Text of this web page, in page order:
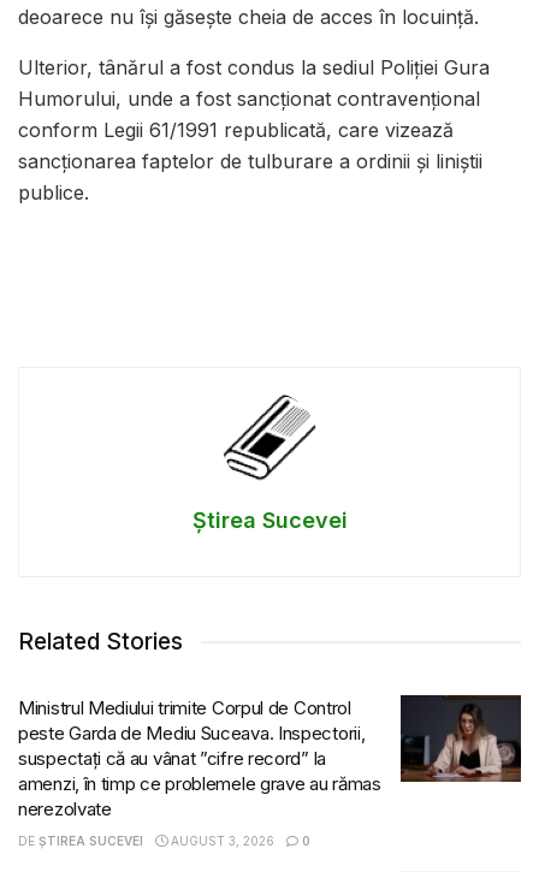
deoarece nu își găsește cheia de acces în locuință.
Ulterior, tânărul a fost condus la sediul Poliției Gura
Humorului, unde a fost sancționat contravențional
conform Legii 61/1991 republicată, care vizează
sancționarea faptelor de tulburare a ordinii și liniștii
publice.
Știrea Sucevei
Related Stories
Ministrul Mediului trimite Corpul de Control
peste Garda de Mediu Suceava. Inspectorii,
suspectați că au vânat ”cifre record” la
amenzi, în timp ce problemele grave au rămas
nerezolvate
DE ȘTIREA SUCEVEI AUGUST 3, 2026 0